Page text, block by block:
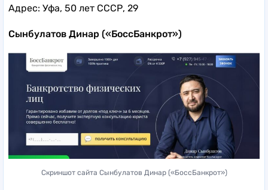
Адрес: Уфа, 50 лет СССР, 29
Сынбулатов Динар («БоссБанкрот»)
Скриншот сайта Сынбулатов Динар («БоссБанкрот»)